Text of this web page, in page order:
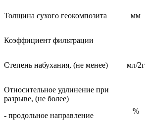
Толщина сухого геокомпозита мм
Коэффициент фильтрации
Степень набухания, (не менее) мл/2г
Относительное удлинение при
разрыве, (не более)
- продольное направление
%